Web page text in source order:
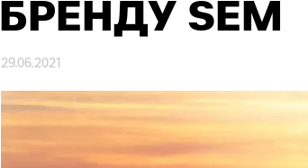
БРЕНДУ SEM
29.06.2021